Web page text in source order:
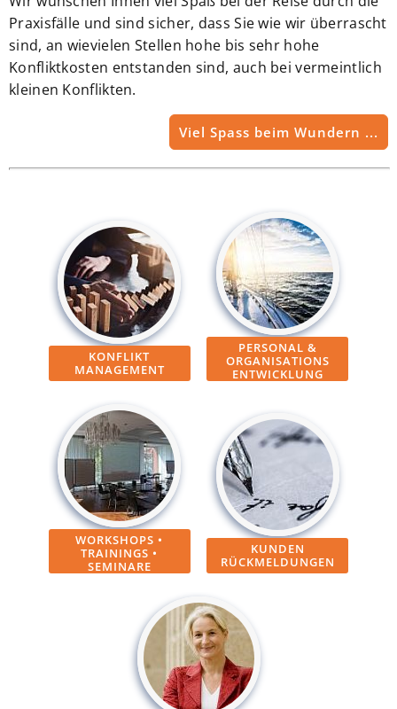
Praxisfälle und sind sicher, dass Sie wie wir überrascht
sind, an wievielen Stellen hohe bis sehr hohe
Konfliktkosten entstanden sind, auch bei vermeintlich
kleinen Konflikten.
Viel Spass beim Wundern ...
KONFLIKT
MANAGEMENT
PERSONAL &
ORGANISATIONS
ENTWICKLUNG
WORKSHOPS •
TRAININGS •
SEMINARE
KUNDEN
RÜCKMELDUNGEN